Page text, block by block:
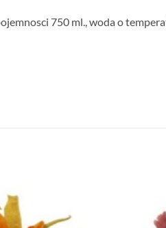
750 ml., woda o